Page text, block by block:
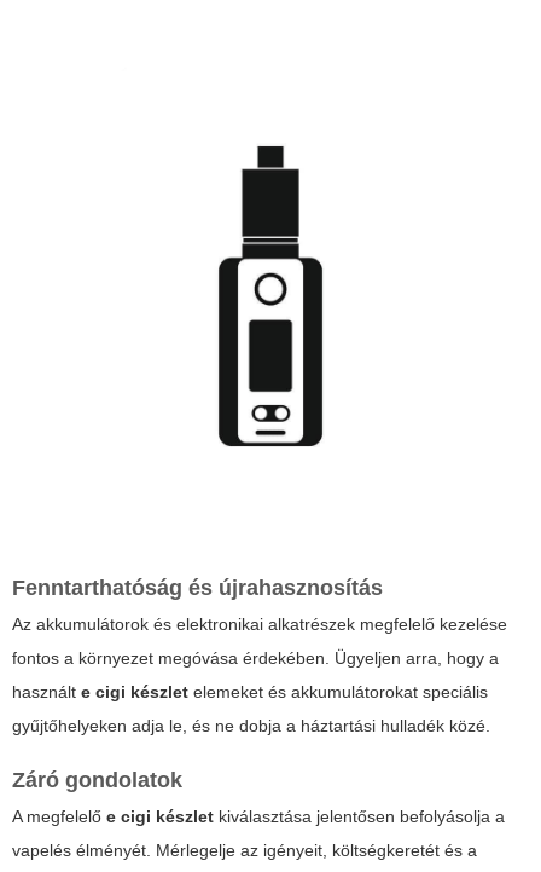
Fenntarthatóság és újrahasznosítás
Az akkumulátorok és elektronikai alkatrészek megfelelő kezelése
fontos a környezet megóvása érdekében. Ügyeljen arra, hogy a
használt e cigi készlet elemeket és akkumulátorokat speciális
gyűjtőhelyeken adja le, és ne dobja a háztartási hulladék közé.
Záró gondolatok
A megfelelő e cigi készlet kiválasztása jelentősen befolyásolja a
vapelés élményét. Mérlegelje az igényeit, költségkeretét és a